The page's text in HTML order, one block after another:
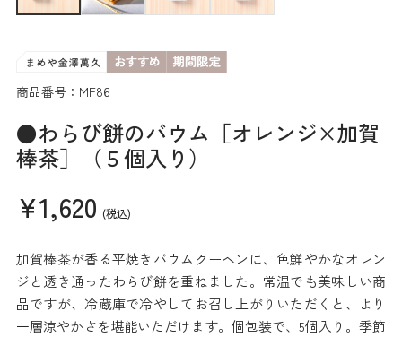
商品番号：MF86
●わらび餅のバウム［オレンジ×加賀
棒茶］（５個入り）
¥1,620 (税込)
加賀棒茶が香る平焼きバウムクーヘンに、色鮮やかなオレン
ジと透き通ったわらび餅を重ねました。常温でも美味しい商
品ですが、冷蔵庫で冷やしてお召し上がりいただくと、より
一層涼やかさを堪能いただけます。個包装で、5個入り。季節